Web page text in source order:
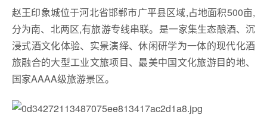
赵王印象城位于河北省邯郸市广平县区域,占地面积500亩,
分为南、北两区,有旅游专线串联。是一家集生态酿酒、沉
浸式酒文化体验、实景演绎、休闲研学为一体的现代化酒
旅融合的大型工业文旅项目、最美中国文化旅游目的地、
国家AAAA级旅游景区。